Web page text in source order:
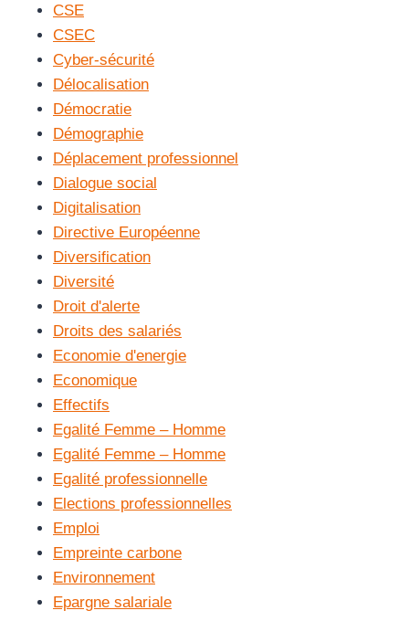
CSE
CSEC
Cyber-sécurité
Délocalisation
Démocratie
Démographie
Déplacement professionnel
Dialogue social
Digitalisation
Directive Européenne
Diversification
Diversité
Droit d'alerte
Droits des salariés
Economie d'energie
Economique
Effectifs
Egalité Femme – Homme
Egalité Femme – Homme
Egalité professionnelle
Elections professionnelles
Emploi
Empreinte carbone
Environnement
Epargne salariale